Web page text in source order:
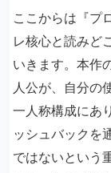
ここからは『プ
レ核心と読みど
いきます。本作
人公が、自分の
一人称構成にあ
ッシュバックを
ではないという